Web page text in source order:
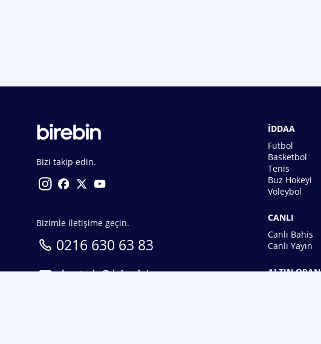
Bizi takip edin.
Bizimle iletişime geçin.
0216 630 63 83
destek@birebin.com
İDDAA
Futbol
Basketbol
Tenis
Buz Hokeyi
Voleybol
CANLI
Canlı Bahis
Canlı Yayın
ALTIN ORAN